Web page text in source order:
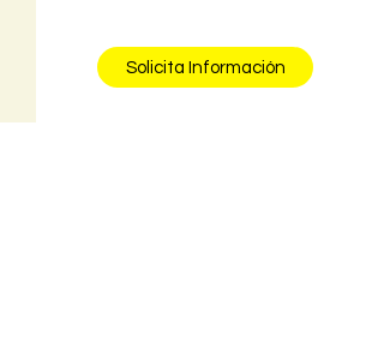
Solicita Información